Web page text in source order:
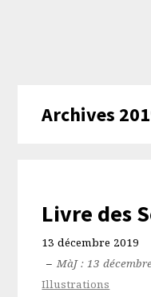
Archives
Livre des
13 décembre 2019
–MàJ : 13
Illustrations